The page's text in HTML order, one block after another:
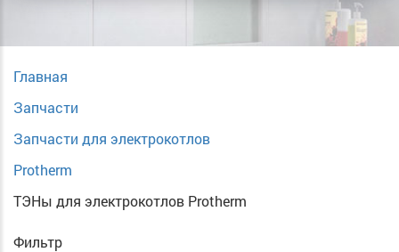
Главная
Запчасти
Запчасти для электрокотлов
Protherm
ТЭНы для электрокотлов Protherm
Фильтр